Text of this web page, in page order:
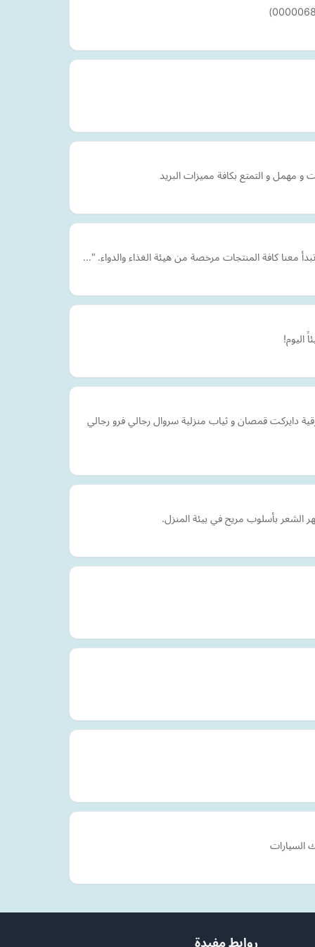
مهمل و التمتع بكافة مميزات البريد
اليوم!
دايركت قمصان و ثياب منزلية سروال رجالي فرو رجالي
بأسلوب مريح في بيئة المنزل.
السيارات
روابط مفيدة